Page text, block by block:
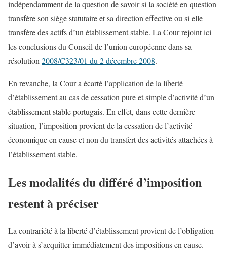
indépendamment de la question de savoir si la société en question
transfère son siège statutaire et sa direction effective ou si elle
transfère des actifs d’un établissement stable. La Cour rejoint ici
les conclusions du Conseil de l’union européenne dans sa
résolution 2008/C323/01 du 2 décembre 2008.
En revanche, la Cour a écarté l’application de la liberté
d’établissement au cas de cessation pure et simple d’activité d’un
établissement stable portugais. En effet, dans cette dernière
situation, l’imposition provient de la cessation de l’activité
économique en cause et non du transfert des activités attachées à
l’établissement stable.
Les modalités du différé d’imposition
restent à préciser
La contrariété à la liberté d’établissement provient de l’obligation
d’avoir à s’acquitter immédiatement des impositions en cause.